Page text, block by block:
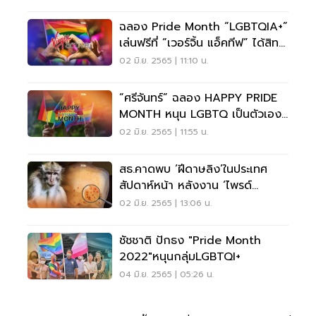
ฉลอง Pride Month “LGBTQIA+”
เล่นฟรีที่ “เวอร์จิ้น แอ็คทีฟ” ได้สิทธิ
อะไรบ้าง
02 มิ.ย. 2565 | 11:10 น.
“ศรีจันทร์” ฉลอง HAPPY PRIDE
MONTH หนุน LGBTQ เป็นตัวเอง
ให้สุด
02 มิ.ย. 2565 | 11:55 น.
สธ.คาดพบ ‘ฝีดาษลิง’ในประเทศ
สัปดาห์หน้า หลังงาน ‘ไพรด์
พาเหรด’ในไทย
02 มิ.ย. 2565 | 13:06 น.
ชัชชาติ​ ปักธง​ "Pride Month
2022"หนุนกลุ่มLGBTQI+
04 มิ.ย. 2565 | 05:26 น.